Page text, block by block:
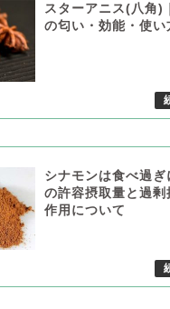
スターアニス(八角)
の匂い・効能・使い
シナモンは食べ過ぎ
の許容摂取量と過剰
作用について